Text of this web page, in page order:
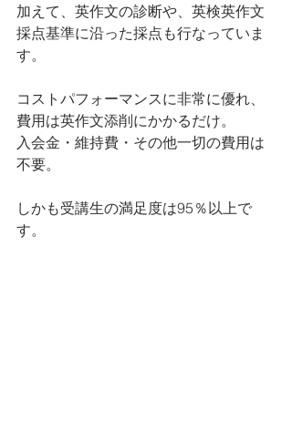
加えて、英作文の診断や、英検英作文
採点基準に沿った採点も行なっていま
す。
コストパフォーマンスに非常に優れ、
費用は英作文添削にかかるだけ。
入会金・維持費・その他一切の費用は
不要。
しかも受講生の満足度は95％以上で
す。